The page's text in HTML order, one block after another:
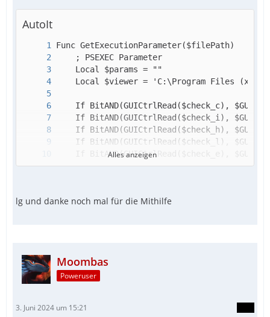
AutoIt
Alles anzeigen
lg und danke noch mal für die Mithilfe
Moombas
Poweruser
3. Juni 2024 um 15:21